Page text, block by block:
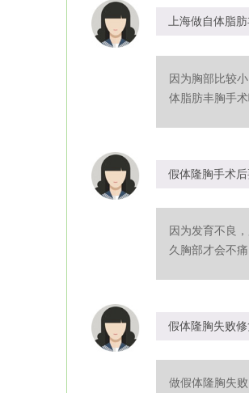
上海做自体脂
因为胸部比较
体脂肪丰胸手
假体隆胸手术
因为发育不良
久胸部才会不
假体隆胸失败
做假体隆胸失